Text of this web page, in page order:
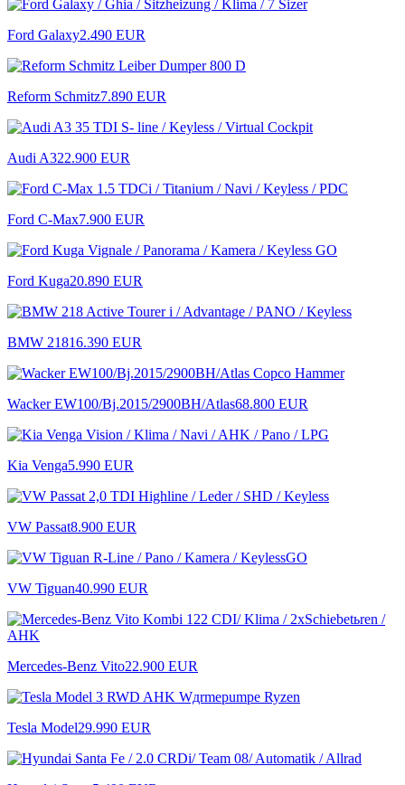
Ford Galaxy2.490 EUR
Reform Schmitz7.890 EUR
Audi A322.900 EUR
Ford C-Max7.900 EUR
Ford Kuga20.890 EUR
BMW 21816.390 EUR
Wacker EW100/Bj.2015/2900BH/Atlas68.800 EUR
Kia Venga5.990 EUR
VW Passat8.900 EUR
VW Tiguan40.990 EUR
Mercedes-Benz Vito22.900 EUR
Tesla Model29.990 EUR